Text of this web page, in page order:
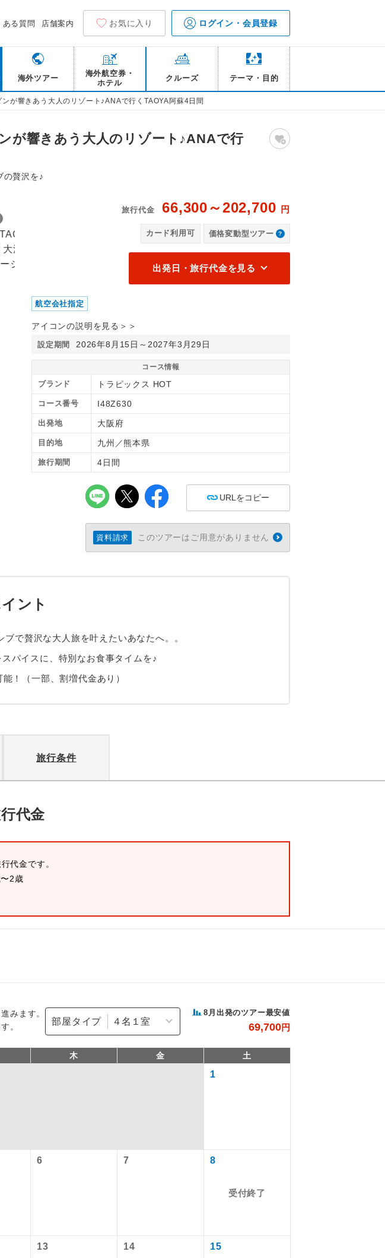
ある質問 店舗案内 お気に入り ログイン・会員登録
海外ツアー
海外航空券・
ホテル
クルーズ テーマ・目的
が響きあう大人のリゾート♪ANAで行くTAOYA阿蘇4日間
が響きあう大人のリゾート♪ANAで行
の贅沢を♪
旅行代金 66,300～202,700 円
カード利用可 価格変動型ツアー
出発日・旅行代金を見る
航空会社指定
アイコンの説明を見る＞＞
設定期間 2026年8月15日～2027年3月29日
コース情報
ブランド トラピックス HOT
コース番号 I48Z630
出発地 大阪府
目的地 九州／熊本県
旅行期間 4日間
URLをコピー
資料請求 このツアーはご用意がありません
ント
で贅沢な大人旅を叶えたいあなたへ。。
パイスに、特別なお食事タイムを♪
！（一部、割増代金あり）
旅行条件
代金
代金です。
2歳
みます。
。
部屋タイプ
8 月出発のツアー最安値
69,700円
木 金 土
1
6 7 8
受付終了
13 14 15
ら復路到着空港（駅）まで同行しま